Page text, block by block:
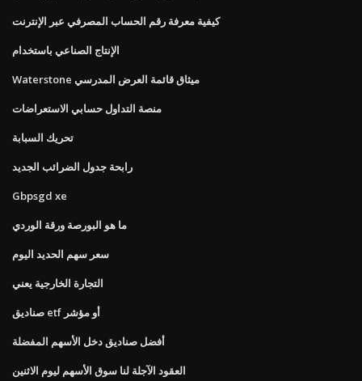
كيفية معرفة رقم الحساب المصرفي عبر الإنترنت
الإنتاج الصناعي باستخدام
Waterstone ميثاق قائمة العرض المدرسي
منصة التداول حسابي الاستعراضات
تحريك السبابة
رابحة جدول الضرائب الجديد
Gbpsgd xe
ما هو البورصة ورقة الوردي
سعر سهم الحديد اليوم
التجارة الخارجية يعني
صناديق etf أو مؤشر
أفضل صناديق دخل الأسهم المفضلة
العقود الآجلة لنا سوق الأسهم ليوم الاثنين